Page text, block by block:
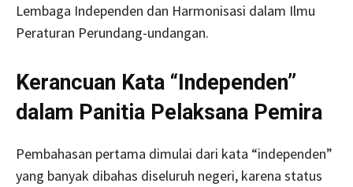
Lembaga Independen dan Harmonisasi dalam Ilmu
Peraturan Perundang-undangan.
Kerancuan Kata “Independen”
dalam Panitia Pelaksana Pemira
Pembahasan pertama dimulai dari kata “independen”
yang banyak dibahas diseluruh negeri, karena status